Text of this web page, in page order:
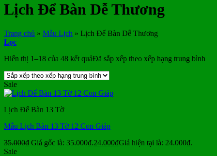
Lịch Để Bàn Dễ Thương
Trang chủ » Mẫu Lịch » Lịch Để Bàn Dễ Thương
Lọc
Hiển thị 1–18 của 48 kết quảĐã sắp xếp theo xếp hạng trung bình
Sale
Lịch Để Bàn 13 Tờ
Mẫu Lịch Bàn 13 Tờ 12 Con Giáp
35.000₫ Giá gốc là: 35.000₫.24.000₫Giá hiện tại là: 24.000₫.
Sale